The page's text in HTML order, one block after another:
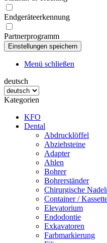
Endgeräteerkennung
Partnerprogramm
Menü schließen
deutsch
Kategorien
KFO
Dental
Abdrucklöffel
Abziehsteine
Adapter
Ahlen
Bohrer
Bohrerständer
Chirurgische
Container /
Elevatorium
Endodontie
Exkavatoren
Farbmarkierung